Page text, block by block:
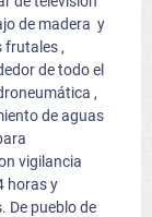
de madera y
frutales ,
de todo el
,
de aguas
vigilancia
horas y
pueblo de